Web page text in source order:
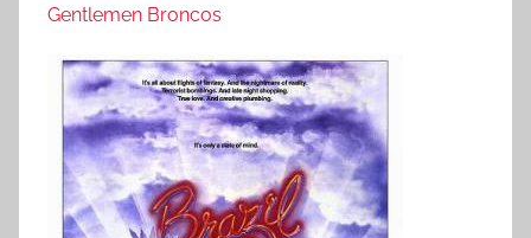
Gentlemen Broncos